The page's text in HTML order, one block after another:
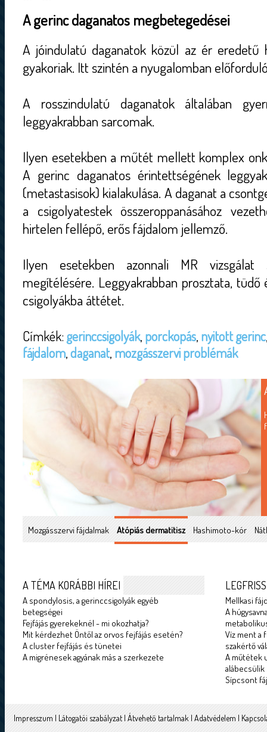
A gerinc daganatos megbetegedései
A jóindulatú daganatok közül az ér eredetű
gyakoriak. Itt szintén a nyugalomban
A rosszindulatú daganatok általában
leggyakrabban sarcomak.
Ilyen esetekben a műtét mellett komplex
A gerinc daganatos érintettségének
(metastasisok) kialakulása. A daganat a
a csigolyatestek összeroppanásához
hirtelen fellépő, erős fájdalom jellemző.
Ilyen esetekben azonnali MR vizsgálat
megítélésére. Leggyakrabban prosztata, tüdő
csigolyákba áttétet.
Címkék: gerinccsigolyák, porckopás, nyitott gerinc
fájdalom,daganat, mozgásszervi problémák
Mozgásszervi fájdalmak Atópiás dermatitisz Hashimoto-kór
A TÉMA KORÁBBI HÍREI
A spondylosis, a gerinccsigolyák egyéb
betegségei
Fejfájás gyerekeknél - mi okozhatja?
Mit kérdezhet Öntől az orvos fejfájás esetén?
A cluster fejfájás és tünetei
A migrénesek agyának más a szerkezete
Mellkasi
A
Víz ment a
szakértő
A műtétek
alábecsülik
Sípcsont
Impresszum | Látogatói szabályzat | Átvehető tartalmak | Adatvédelem |